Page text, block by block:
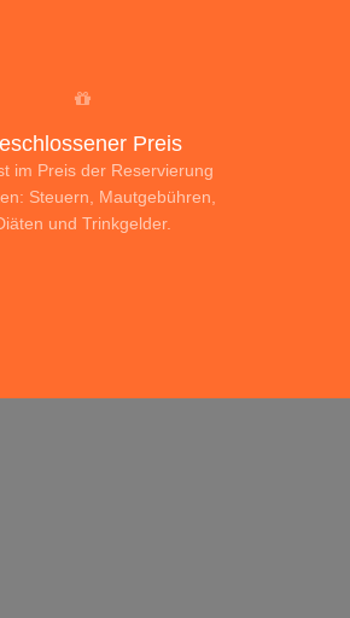
Preis
im Preis der Reservierung
Steuern, Mautgebühren,
und Trinkgelder.